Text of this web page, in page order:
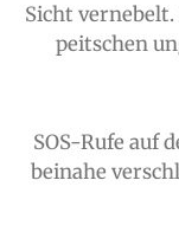
Sicht
peitschen
SOS-Rufe auf
beinahe